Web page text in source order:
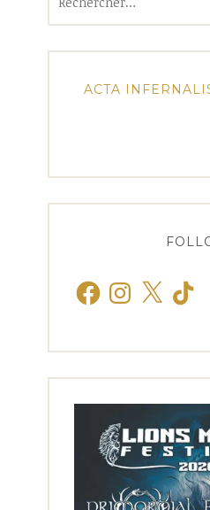
ACTA
FacebookInstagram
X TikTok